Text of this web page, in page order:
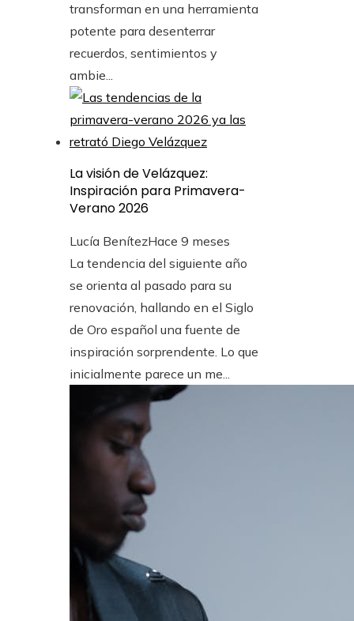
transforman en una herramienta
potente para desenterrar
recuerdos, sentimientos y
ambie...
La visión de Velázquez:
Inspiración para Primavera-
Verano 2026
Lucía BenítezHace 9 meses
La tendencia del siguiente año
se orienta al pasado para su
renovación, hallando en el Siglo
de Oro español una fuente de
inspiración sorprendente. Lo que
inicialmente parece un me...